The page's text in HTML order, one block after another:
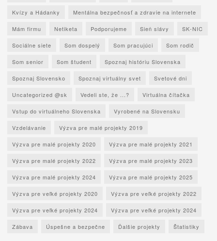
Kvízy a Hádanky Mentálna bezpečnosť a zdravie na internete
Mám firmu Netiketa Podporujeme Sieň slávy SK-NIC
Sociálne siete Som dospelý Som pracujúci Som rodič
Som senior Som študent Spoznaj históriu Slovenska
Spoznaj Slovensko Spoznaj virtuálny svet Svetové dni
Uncategorized @sk Vedeli ste, že ...? Virtuálna čítačka
Vstup do virtuálneho Slovenska Vyrobené na Slovensku
Vzdelávanie Výzva pre malé projekty 2019
Výzva pre malé projekty 2020 Výzva pre malé projekty 2021
Výzva pre malé projekty 2022 Výzva pre malé projekty 2023
Výzva pre malé projekty 2024 Výzva pre malé projekty 2025
Výzva pre veľké projekty 2020 Výzva pre veľké projekty 2022
Výzva pre veľké projekty 2024 Výzva pre veľké projekty 2024
Zábava Úspešne a bezpečne Ďalšie projekty Štatistiky